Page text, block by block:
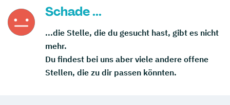
Schade ...
...die Stelle, die du gesucht hast, gibt es nicht
mehr.
Du findest bei uns aber viele andere offene
Stellen, die zu dir passen könnten.